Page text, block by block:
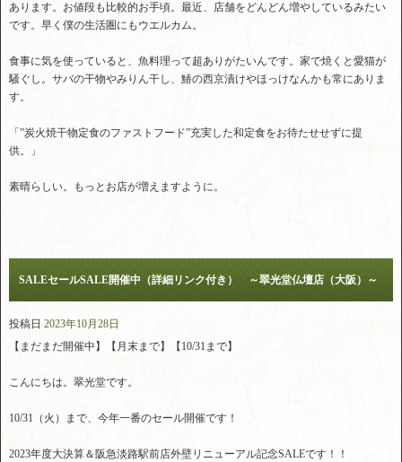
あります。お値段も比較的お手頃。最近、店舗をどんどん増やしているみたい
です。早く僕の生活圏にもウエルカム。
食事に気を使っていると、魚料理って超ありがたいんです。家で焼くと愛猫が
騒ぐし。サバの干物やみりん干し、鰆の西京漬けやほっけなんかも常にありま
す。
「”炭火焼干物定食のファストフード”充実した和定食をお待たせせずに提
供。」
素晴らしい。もっとお店が増えますように。
SALEセールSALE開催中（詳細リンク付き） ～翠光堂仏壇店（大阪）～
投稿日 2023年10月28日
【まだまだ開催中】【月末まで】【10/31まで】
こんにちは。翠光堂です。
10/31（火）まで、今年一番のセール開催です！
2023年度大決算＆阪急淡路駅前店外壁リニューアル記念SALEです！！